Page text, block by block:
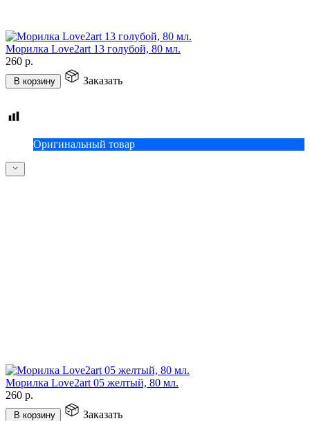
Морилка Love2art 13 голубой, 80 мл.
260 р.
В корзину Заказать
Оригинальный товар
Морилка Love2art 05 желтый, 80 мл.
260 р.
В корзину Заказать